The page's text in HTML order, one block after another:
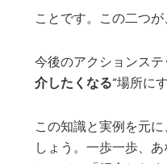
ことです。この二つが
今後のアクションス
介したくなる“場所に
この知識と実例を元
しょう。一歩一歩、